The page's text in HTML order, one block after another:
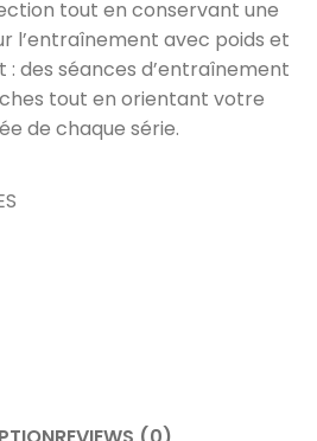
tout en conservant une
l’entraînement avec poids et
: des séances d’entraînement
tout en orientant votre
de chaque série.